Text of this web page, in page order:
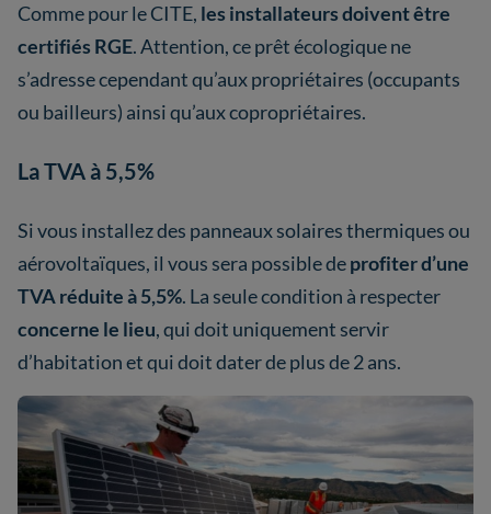
Comme pour le CITE, les installateurs doivent être
certifiés RGE. Attention, ce prêt écologique ne
s’adresse cependant qu’aux propriétaires (occupants
ou bailleurs) ainsi qu’aux copropriétaires.
La TVA à 5,5%
Si vous installez des panneaux solaires thermiques ou
aérovoltaïques, il vous sera possible deprofiter d’une
TVA réduite à 5,5%. La seule condition à respecter
concerne le lieu, qui doit uniquement servir
d’habitation et qui doit dater de plus de 2 ans.